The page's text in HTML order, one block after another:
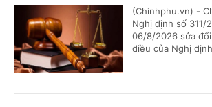
(Chinhphu.vn) -
Nghị định số 311/
06/8/2026 sửa
điều của Nghị